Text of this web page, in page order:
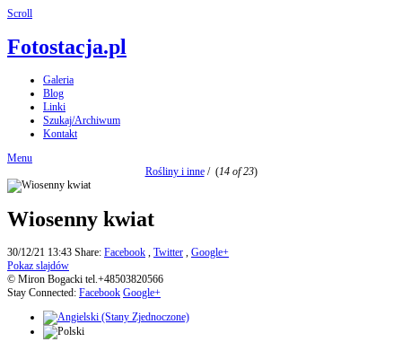
Scroll
Fotostacja.pl
Galeria
Blog
Linki
Szukaj/Archiwum
Kontakt
Menu
Rośliny i inne/ (14 of 23)
Wiosenny kwiat
30/12/21 13:43 Share: Facebook , Twitter , Google+
Pokaz slajdów
© Miron Bogacki tel.+48503820566
Stay Connected: Facebook Google+